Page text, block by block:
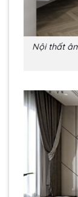
Nội thất